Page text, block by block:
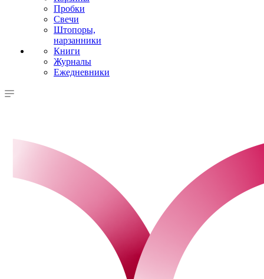
Пробки
Свечи
Штопоры,
нарзанники
Книги
Журналы
Ежедневники